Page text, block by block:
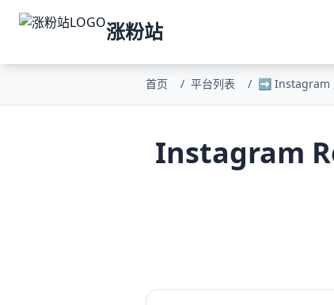
涨粉站
首页 / 平台列表 / ➡️ Instagram
Instagram